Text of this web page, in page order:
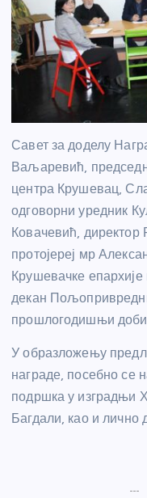
Савет за доделу
Ваљаревић,
центра Крушевац,
одговорни уредник
Ковачевић, директор
протојереј мр
Крушевачке
декан
прошлогодишњи
У образложењу
награде, посебно се
подршка у изградњи
Багдали, као и лично